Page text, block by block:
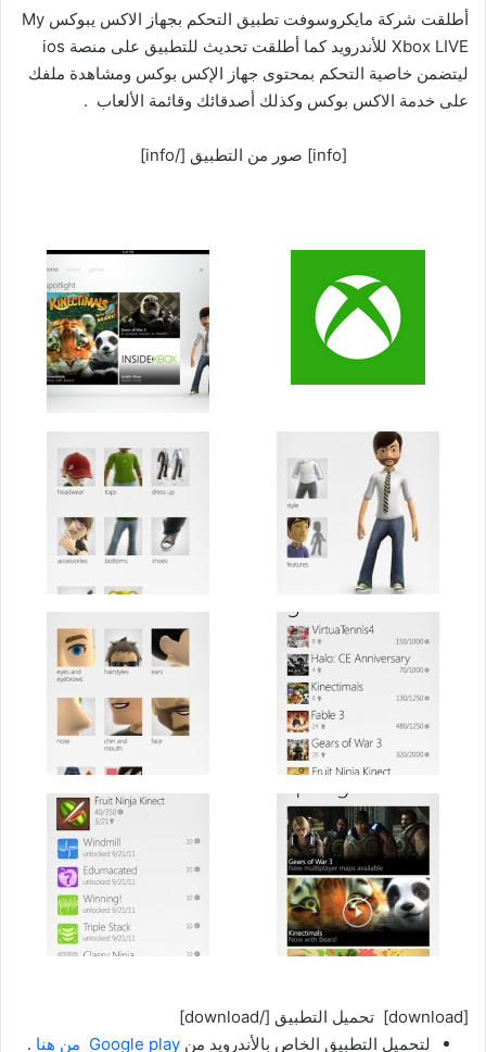
أطلقت شركة مايكروسوفت تطبيق التحكم بجهاز الاكس يبوكس My
ليتضمن خاصية التحكم بمحتوى جهاز الإكس بوكس ومشاهدة ملفك
على خدمة الاكس بوكس وكذلك أصدقائك وقائمة الألعاب .
[info] صور من التطبيق [/info]
[download] تحميل التطبيق [/download]
لتحميل التطبيق الخاص بالأندرويد من Google play من هنا .